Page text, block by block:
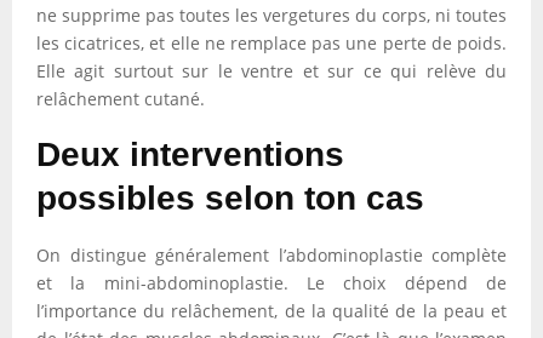
ne supprime pas toutes les vergetures du corps, ni toutes
les cicatrices, et elle ne remplace pas une perte de poids.
Elle agit surtout sur le ventre et sur ce qui relève du
relâchement cutané.
Deux interventions
possibles selon ton cas
On distingue généralement l’abdominoplastie complète
et la mini-abdominoplastie. Le choix dépend de
l’importance du relâchement, de la qualité de la peau et